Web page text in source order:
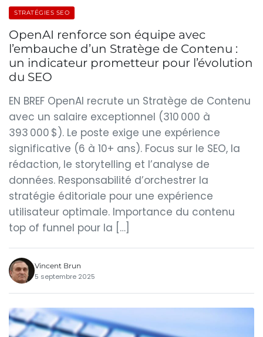
STRATÉGIES SEO
OpenAI renforce son équipe avec
l’embauche d’un Stratège de Contenu :
un indicateur prometteur pour l’évolution
du SEO
EN BREF OpenAI recrute un Stratège de Contenu
avec un salaire exceptionnel (310 000 à
393 000 $). Le poste exige une expérience
significative (6 à 10+ ans). Focus sur le SEO, la
rédaction, le storytelling et l’analyse de
données. Responsabilité d’orchestrer la
stratégie éditoriale pour une expérience
utilisateur optimale. Importance du contenu
top of funnel pour la […]
Vincent Brun
5 septembre 2025